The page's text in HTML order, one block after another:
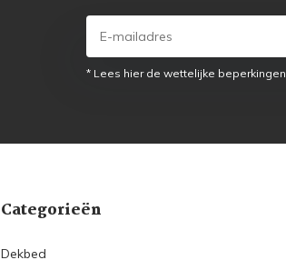
* Lees hier de wettelijke beperkingen
Categorieën
Dekbed